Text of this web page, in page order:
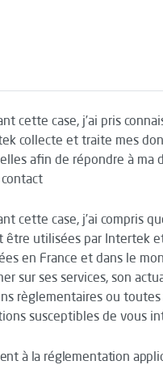
cette case, j’ai pris
collecte et traite mes
afin de répondre à ma
cette case, j’ai compris
être utilisées par Intertek
en France et dans le
sur ses services, son
règlementaires ou toutes
susceptibles de vous
à la réglementation